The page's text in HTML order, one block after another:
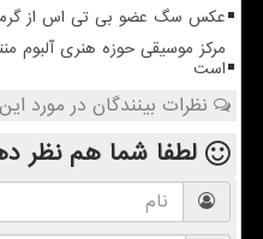
عکس سگ عضو بی تی اس از
مرکز موسیقی حوزه هنری آلبوم
است
نظرات بینندگان در مورد
لطفا شما همنظر